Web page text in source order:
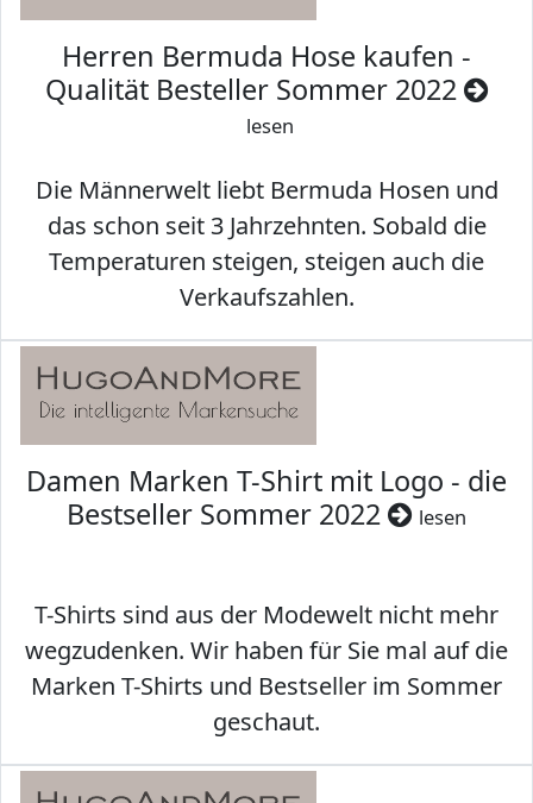
Herren Bermuda Hose kaufen -
Qualität Besteller Sommer 2022
lesen
Die Männerwelt liebt Bermuda Hosen und
das schon seit 3 Jahrzehnten. Sobald die
Temperaturen steigen, steigen auch die
Verkaufszahlen.
Damen Marken T-Shirt mit Logo - die
Bestseller Sommer 2022
lesen
T-Shirts sind aus der Modewelt nicht mehr
wegzudenken. Wir haben für Sie mal auf die
Marken T-Shirts und Bestseller im Sommer
geschaut.